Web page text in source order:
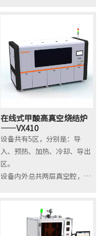
真空密封结构设计，在烧结时
可在真空环境或其他惰性气体
（两种或两种以上）保护氛围
内进行烧结，提升产品烧结质
量。
整体设备包含：自动上下料系
热系统、温度控制系统、冷却
系统等。预压和本压两个阶
段。
在线式甲酸高真空烧结炉
——VX410
设备共有5区，分别是：导
入、预热、加热、冷却、导出
区。
设备内外总共两层真空腔，区
无泄漏。氧含量低于5ppm。
可编程多段抽真空功能：设备